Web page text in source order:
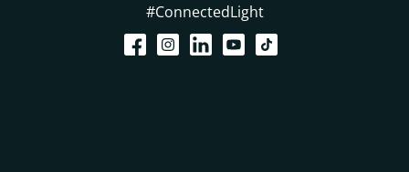
#ConnectedLight